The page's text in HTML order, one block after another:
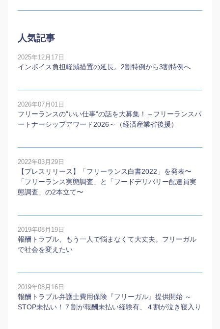
人気記事
2025年12月17日
インボイス負担軽減措置の延長。2割特例から3割特例へ
2026年07月01日
フリーランスの”いい仕事”の話を大募集！～フリーランスパ
ートナーシップアワード2026～（経済産業省後援）
2022年03月29日
【プレスリリース】「フリーランス白書2022」を発表〜
「フリーランス実態調査」と「フードデリバリー配達員実
態調査」の2本⽴て〜
2019年08月19日
報酬トラブル、もう一人で悩まなくて大丈夫。フリーガル
で社会を変えたい
2019年08月16日
報酬トラブル弁護士費用保険『フリーガル』提供開始 ～
STOP未払い！７割が報酬未払い経験有、４割が泣き寝入り